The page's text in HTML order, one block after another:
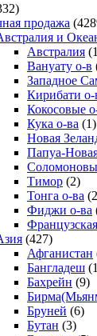
продажа
и
Австралия
Вануату о-в
Западное
Кирибати о-
Кокосовые
Кука о-ва (1)
Новая
Папуа-
Тимор (2)
Тонга о-ва
Фиджи о-ва
(427)
Афганистан
Бангладеш
Бахрейн (9)
Бруней (6)
Бутан (3)